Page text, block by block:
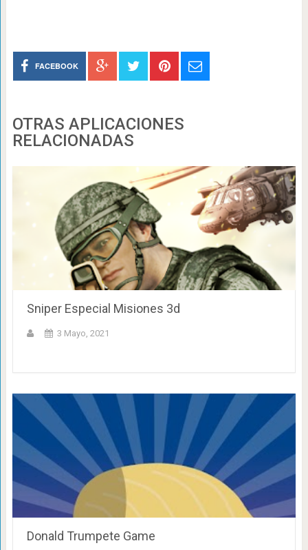
FACEBOOK
OTRAS APLICACIONES
RELACIONADAS
Sniper Especial Misiones 3d
3 Mayo, 2021
Donald Trumpete Game